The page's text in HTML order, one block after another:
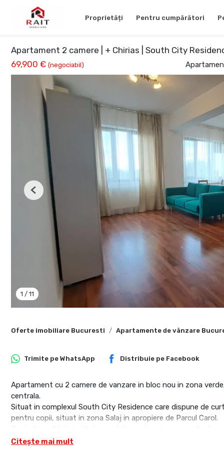
Proprietăți Pentru cumpărători
Apartament 2 camere | + Chirias | South City
69,900 € (negociabil)
1 / 11
Previous
Oferte imobiliare Bucuresti Apartamente de vânzare
Trimite pe WhatsApp Distribuie pe Facebook
Apartament cu 2 camere de vanzare in bloc nou in zona
centrala.
Situat in complexul South City Residence care dispune de
pentru copii, situat in zona Salaj in apropiere de Parcul Carol.
Este potrivit, atat pentru cineva care isi doreste o locuinta
Citește mai mult